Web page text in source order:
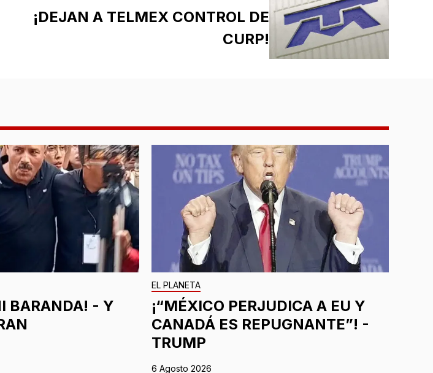
¡DEJAN A TELMEX CONTROL DE
CURP!
BARANDA! - Y
EL PLANETA
¡“MÉXICO PERJUDICA A EU Y
CANADÁ ES REPUGNANTE”! -
TRUMP
6 Agosto 2026